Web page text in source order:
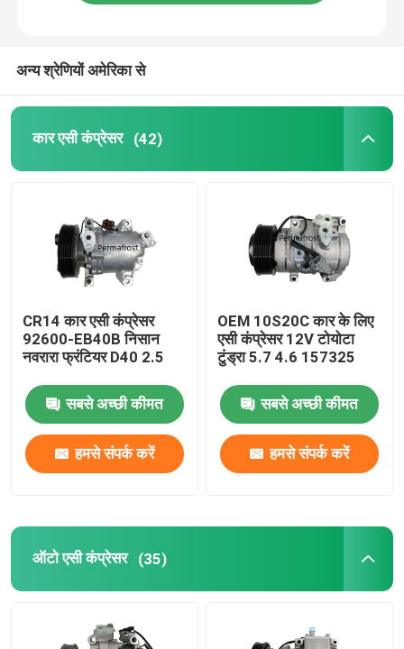
कार एसी कंप्रेसर
एयर कंडीशनिंग एसी कंप्रेसर
ऑटो हवा कंप्रेसर
वाहन एसी कंप्रेसर
कार एयर कंडीशनिंग कंप्रेसर
बस एसी कंप्रेसर
एसी कंप्रेसर क्लच
इलेक्ट्रिक एसी कंप्रेसर
अन्य श्रेणियों अमेरिका से
कार एसी कंप्रेसर (42)
CR14 कार एसी कंप्रेसर
92600-EB40B निसान
नवरारा फ्रंटियर D40 2.5
सबसे अच्छी कीमत
हमसे संपर्क करें
OEM 10S20C कार के लिए
एसी कंप्रेसर 12V टोयोटा
टुंड्रा 5.7 4.6 157325
सबसे अच्छी कीमत
हमसे संपर्क करें
ऑटो एसी कंप्रेसर (35)